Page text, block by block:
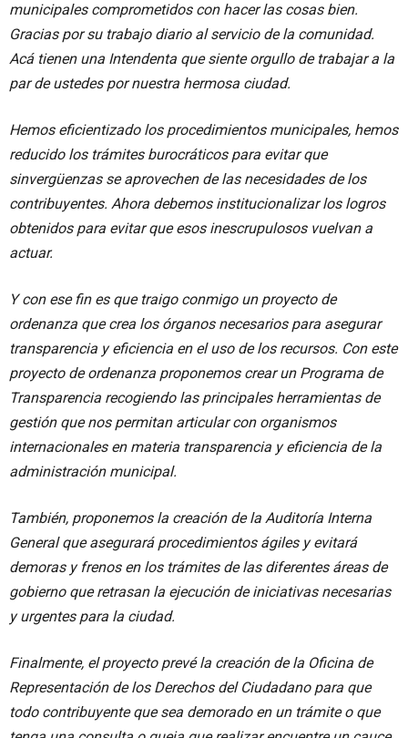
municipales comprometidos con hacer las cosas bien.
Gracias por su trabajo diario al servicio de la comunidad.
Acá tienen una Intendenta que siente orgullo de trabajar a la
par de ustedes por nuestra hermosa ciudad.
Hemos eficientizado los procedimientos municipales, hemos
reducido los trámites burocráticos para evitar que
sinvergüenzas se aprovechen de las necesidades de los
contribuyentes. Ahora debemos institucionalizar los logros
obtenidos para evitar que esos inescrupulosos vuelvan a
actuar.
Y con ese fin es que traigo conmigo un proyecto de
ordenanza que crea los órganos necesarios para asegurar
transparencia y eficiencia en el uso de los recursos. Con este
proyecto de ordenanza proponemos crear un Programa de
Transparencia recogiendo las principales herramientas de
gestión que nos permitan articular con organismos
internacionales en materia transparencia y eficiencia de la
administración municipal.
También, proponemos la creación de la Auditoría Interna
General que asegurará procedimientos ágiles y evitará
demoras y frenos en los trámites de las diferentes áreas de
gobierno que retrasan la ejecución de iniciativas necesarias
y urgentes para la ciudad.
Finalmente, el proyecto prevé la creación de la Oficina de
Representación de los Derechos del Ciudadano para que
todo contribuyente que sea demorado en un trámite o que